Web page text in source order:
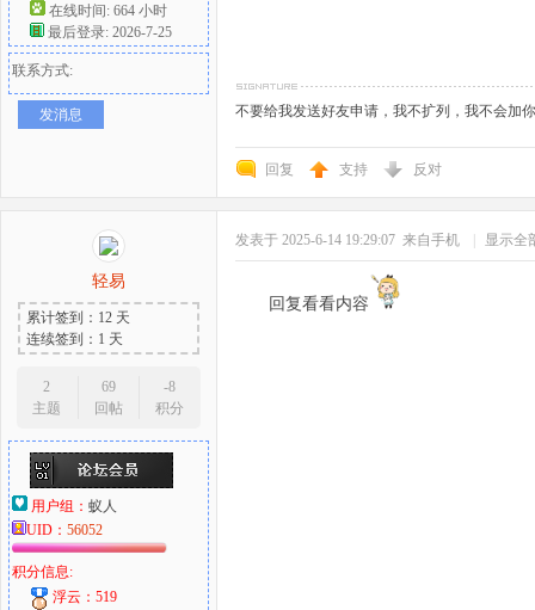
在线时间: 664 小时
最后登录: 2026-7-25
联系方式:
发消息 不要给我发送好友申请，我不扩列，我不会加
回复 支持 反对
轻易
累计签到：12 天
连续签到：1 天
2
主题
69
回帖
-8
积分
用户组： 蚁人
UID： 56052
积分信息:
浮云：519
发表于 2025-6-14 19:29:07 来自手机 显示全
回复看看内容